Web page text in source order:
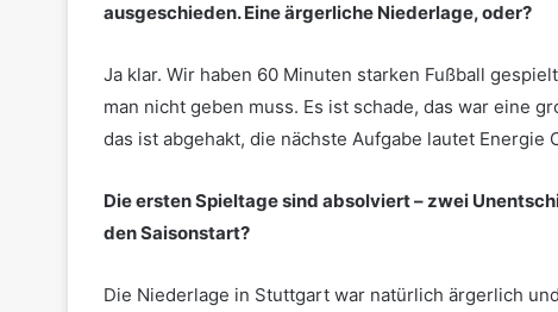
ausgeschieden. Eine ärgerliche Niederlage, oder?
Ja klar. Wir haben 60 Minuten starken Fußball
man nicht geben muss. Es ist schade, das war eine
das ist abgehakt, die nächste Aufgabe lautet Energie
Die ersten Spieltage sind absolviert – zwei
den Saisonstart?
Die Niederlage in Stuttgart war natürlich ärgerlich